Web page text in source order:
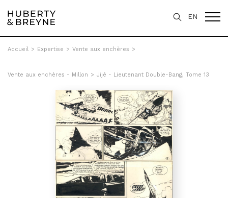
EN
Accueil > Expertise > Vente aux enchères >
Vente aux enchères - Millon > Jijé - Lieutenant Double-Bang, Tome 13